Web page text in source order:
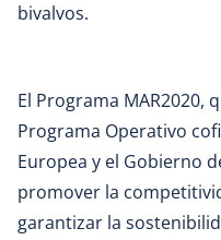
bivalvos.
El Programa MAR2020,
Programa Operativo
Europea y el Gobierno
promover la
garantizar la